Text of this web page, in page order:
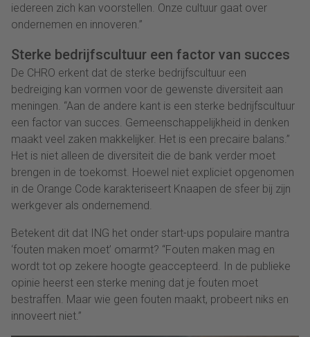
iedereen zich kan voorstellen. Onze cultuur gaat over
ondernemen en innoveren.”
Sterke bedrijfscultuur een factor van succes
De CHRO erkent dat de sterke bedrijfscultuur een
bedreiging kan vormen voor de gewenste diversiteit aan
meningen. “Aan de andere kant is een sterke bedrijfscultuur
een factor van succes. Gemeenschappelijkheid in denken
maakt veel zaken makkelijker. Het is een precaire balans.”
Het is niet alleen de diversiteit die de bank verder moet
brengen in de toekomst. Hoewel niet expliciet opgenomen
in de Orange Code karakteriseert Knaapen de sfeer bij zijn
werkgever als ondernemend.
Betekent dit dat ING het onder start-ups populaire mantra
‘fouten maken moet’ omarmt? “Fouten maken mag en
wordt tot op zekere hoogte geaccepteerd. In de publieke
opinie heerst een sterke mening dat je fouten moet
bestraffen. Maar wie geen fouten maakt, probeert niks en
innoveert niet.”